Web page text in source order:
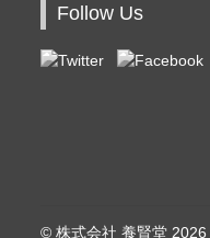
Follow Us
© 株式会社 養賢堂 2026